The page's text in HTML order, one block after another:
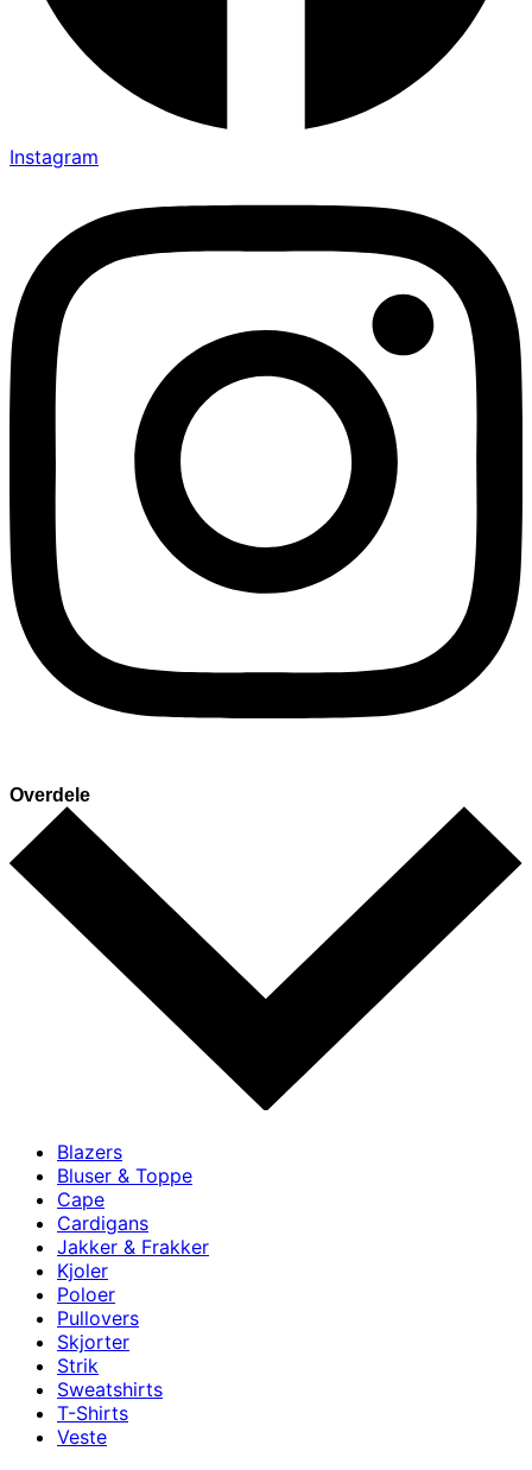
Instagram
Overdele
Blazers
Bluser & Toppe
Cape
Cardigans
Jakker & Frakker
Kjoler
Poloer
Pullovers
Skjorter
Strik
Sweatshirts
T-Shirts
Veste